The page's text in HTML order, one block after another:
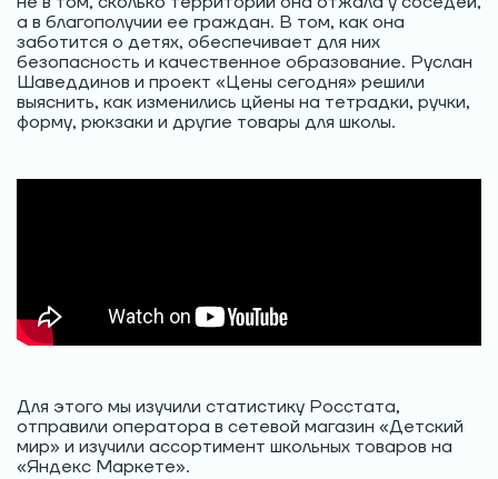
а в благополучии ее граждан. В том, как она
заботится о детях, обеспечивает для них
безопасность и качественное образование. Руслан
Шаведдинов и проект «Цены сегодня» решили
выяснить, как изменились цйены на тетрадки, ручки,
форму, рюкзаки и другие товары для школы.
Для этого мы изучили статистику Росстата,
отправили оператора в сетевой магазин «Детский
мир» и изучили ассортимент школьных товаров на
«Яндекс Маркете».